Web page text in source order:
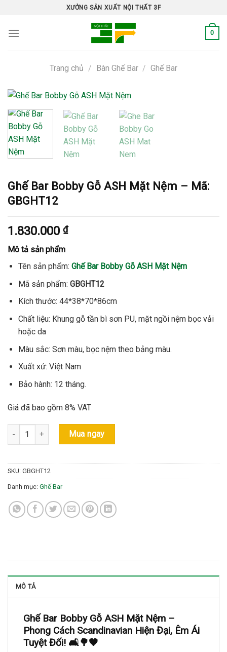
content
XƯỞNG SẢN XUẤT NỘI THẤT 3F
0
Trang chủ / Bàn Ghế Bar / Ghế Bar
Ghế Bar Bobby Gỗ ASH Mặt Nệm – Mã:
GBGHT12
1.830.000 ₫
Mô tả sản phẩm
Tên sản phẩm: Ghế Bar Bobby Gỗ ASH Mặt Nệm
Mã sản phẩm: GBGHT12
Kích thước: 44*38*70*86cm
Chất liệu: Khung gỗ tần bì sơn PU, mặt ngồi nệm bọc vải
hoặc da
Màu sắc: Sơn màu, bọc nệm theo bảng màu.
Xuất xứ: Việt Nam
Bảo hành: 12 tháng.
Giá đã bao gồm 8% VAT
Ghế Bar Bobby Gỗ ASH Mặt Nệm - Mã: GBGHT12 số lượng
Mua ngay
SKU: GBGHT12
Danh mục: Ghế Bar
MÔ TẢ
Ghế Bar Bobby Gỗ ASH Mặt Nệm –
Phong Cách Scandinavian Hiện Đại, Êm Ái
Tuyệt Đối! 🛋️🌳🖤